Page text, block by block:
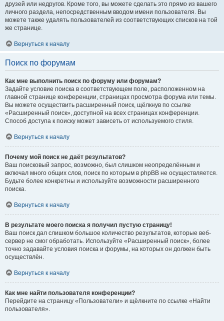
друзей или недругов. Кроме того, вы можете сделать это прямо из вашего
личного раздела, непосредственным вводом имени пользователя. Вы
можете также удалять пользователей из соответствующих списков на той
же странице.
Вернуться к началу
Поиск по форумам
Как мне выполнить поиск по форуму или форумам?
Задайте условие поиска в соответствующем поле, расположенном на
главной странице конференции, страницах просмотра форума или темы.
Вы можете осуществить расширенный поиск, щёлкнув по ссылке
«Расширенный поиск», доступной на всех страницах конференции.
Способ доступа к поиску может зависеть от используемого стиля.
Вернуться к началу
Почему мой поиск не даёт результатов?
Ваш поисковый запрос, возможно, был слишком неопределённым и
включал много общих слов, поиск по которым в phpBB не осуществляется.
Будьте более конкретны и используйте возможности расширенного
поиска.
Вернуться к началу
В результате моего поиска я получил пустую страницу!
Ваш поиск дал слишком большое количество результатов, которые веб-
сервер не смог обработать. Используйте «Расширенный поиск», более
точно задавайте условия поиска и форумы, на которых он должен быть
осуществлён.
Вернуться к началу
Как мне найти пользователя конференции?
Перейдите на страницу «Пользователи» и щёлкните по ссылке «Найти
пользователя».